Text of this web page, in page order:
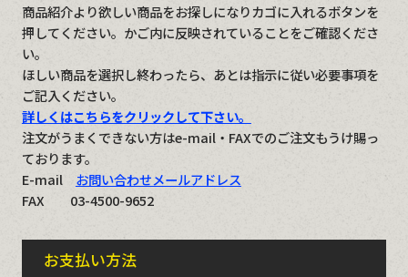
商品紹介より欲しい商品をお探しになりカゴに入れるボタンを
押してください。かご内に反映されていることをご確認くださ
い。
ほしい商品を選択し終わったら、あとは指示に従い必要事項を
ご記入ください。
詳しくはこちらをクリックして下さい。
注文がうまくできない方はe-mail・FAXでのご注文もうけ賜っ
ております。
E-mail お問い合わせメールアドレス
FAX 03-4500-9652
お支払い方法